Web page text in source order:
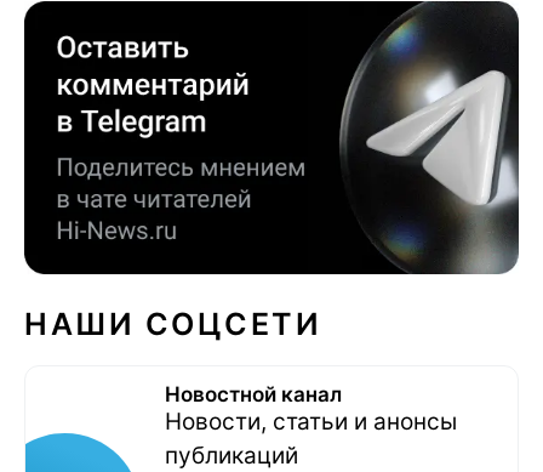
НАШИ СОЦСЕТИ
Новостной канал
Новости, статьи и анонсы
публикаций